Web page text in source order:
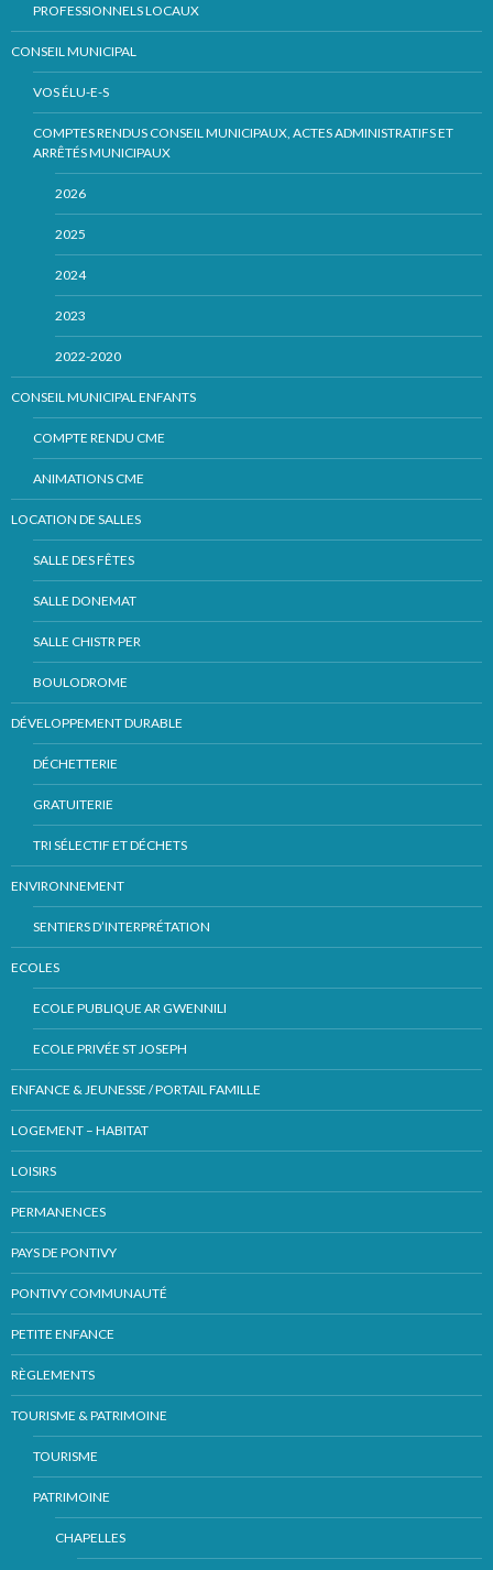
PROFESSIONNELS LOCAUX
CONSEIL MUNICIPAL
VOS ÉLU-E-S
COMPTES RENDUS CONSEIL MUNICIPAUX, ACTES ADMINISTRATIFS ET
ARRÊTÉS MUNICIPAUX
2026
2025
2024
2023
2022-2020
CONSEIL MUNICIPAL ENFANTS
COMPTE RENDU CME
ANIMATIONS CME
LOCATION DE SALLES
SALLE DES FÊTES
SALLE DONEMAT
SALLE CHISTR PER
BOULODROME
DÉVELOPPEMENT DURABLE
DÉCHETTERIE
GRATUITERIE
TRI SÉLECTIF ET DÉCHETS
ENVIRONNEMENT
SENTIERS D’INTERPRÉTATION
ECOLES
ECOLE PUBLIQUE AR GWENNILI
ECOLE PRIVÉE ST JOSEPH
ENFANCE & JEUNESSE / PORTAIL FAMILLE
LOGEMENT – HABITAT
LOISIRS
PERMANENCES
PAYS DE PONTIVY
PONTIVY COMMUNAUTÉ
PETITE ENFANCE
RÈGLEMENTS
TOURISME & PATRIMOINE
TOURISME
PATRIMOINE
CHAPELLES